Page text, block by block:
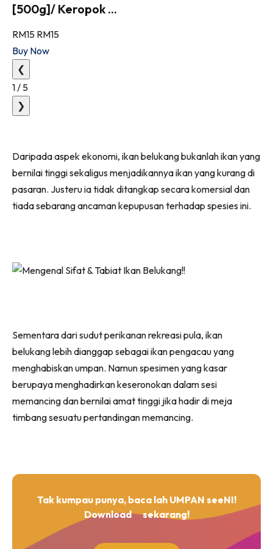
[500g]/ Keropok ...
RM15 RM15
Buy Now
❮
1 / 5
❯
Daripada aspek ekonomi, ikan belukang bukanlah ikan yang
bernilai tinggi sekaligus menjadikannya ikan yang kurang di
pasaran. Justeru ia tidak ditangkap secara komersial dan
tiada sebarang ancaman kepupusan terhadap spesies ini.
Sementara dari sudut perikanan rekreasi pula, ikan
belukang lebih dianggap sebagai ikan pengacau yang
menghabiskan umpan. Namun spesimen yang kasar
berupaya menghadirkan keseronokan dalam sesi
memancing dan bernilai amat tinggi jika hadir di meja
timbang sesuatu pertandingan memancing.
Tak kumpau punya, baca lah UMPAN seeNI!
Download
sekarang!